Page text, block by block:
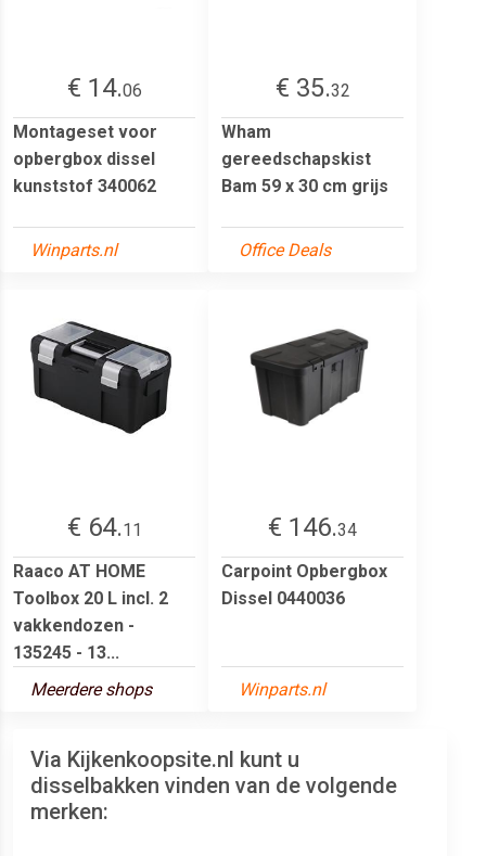
€ 14.06
Montageset voor
opbergbox dissel
kunststof 340062
Winparts.nl
€ 35.32
Wham
gereedschapskist
Bam 59 x 30 cm grijs
Office Deals
€ 64.11
Raaco AT HOME
Toolbox 20 L incl. 2
vakkendozen -
135245 - 13...
Meerdere shops
€ 146.34
Carpoint Opbergbox
Dissel 0440036
Winparts.nl
Via Kijkenkoopsite.nl kunt u
disselbakken vinden van de volgende
merken: